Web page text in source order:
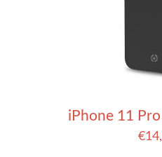
iPhone 11
€